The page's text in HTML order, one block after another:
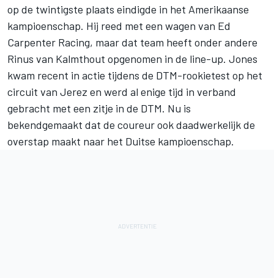
op de twintigste plaats eindigde in het Amerikaanse
kampioenschap. Hij reed met een wagen van Ed
Carpenter Racing, maar dat team heeft onder andere
Rinus van Kalmthout opgenomen in de line-up. Jones
kwam recent in actie tijdens de DTM-rookietest op het
circuit van Jerez en werd al enige tijd in verband
gebracht met een zitje in de DTM. Nu is
bekendgemaakt dat de coureur ook daadwerkelijk de
overstap maakt naar het Duitse kampioenschap.